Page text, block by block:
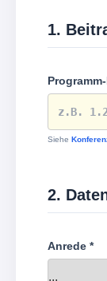
1.
Siehe
2.
Anrede *